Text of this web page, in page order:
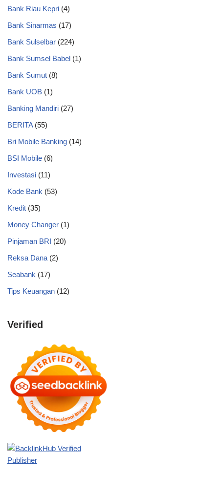
Bank Riau Kepri (4)
Bank Sinarmas (17)
Bank Sulselbar (224)
Bank Sumsel Babel (1)
Bank Sumut (8)
Bank UOB (1)
Banking Mandiri (27)
BERITA(55)
Bri Mobile Banking (14)
BSI Mobile (6)
Investasi (11)
Kode Bank (53)
Kredit (35)
Money Changer (1)
Pinjaman BRI (20)
Reksa Dana (2)
Seabank (17)
Tips Keuangan (12)
Verified